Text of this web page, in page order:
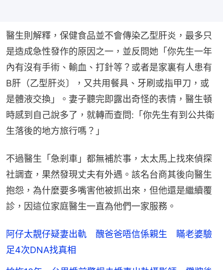
醫生則解釋，保健食品並不會傳染乙型肝炎，最多只
是造成急性發作的原因之一，並反問她「你先生一年
內有沒有手術、輸血、打針等？或者是家裏有人患有
B肝（乙型肝炎〕，又共用餐具、牙刷或指甲刀，或
是體液交換」。妻子聽完即露出奇怪的表情，醫生頓
時感到自己說多了，就轉而查問:「你先生有到公共衛
生落後的地方旅行嗎？」
不過醫生「急剎車」都無補於事，太太馬上找來偵探
社調查，果然發現丈夫有外遇。該名台商其後向醫生
抱怨，為什麼要多嘴害他被抓出來，但他還是繼續覆
診，因這位家庭醫生一直為他們一家服務。
阿仔太靚仔疑妻出軌 醜爸爸唔信係親生 瞞老婆驗
足4次DNA找真相